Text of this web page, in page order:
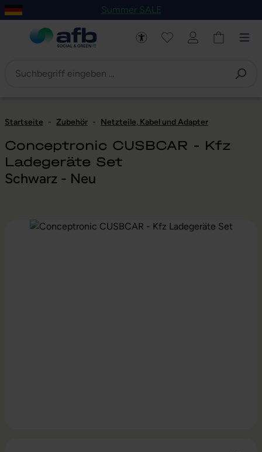
Hauptinhalt springen
Zur Navigation der B2B-Plattform springen
Summer SALE
Startseite - Zubehör - Netzteile, Kabel und Adapter
Conceptronic CUSBCAR - Kfz
Ladegeräte Set
Schwarz - Neu
Bildergalerie überspringen